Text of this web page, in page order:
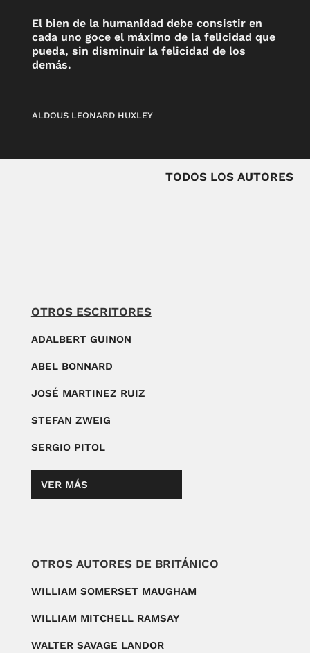
El bien de la humanidad debe consistir en
cada uno goce el máximo de la felicidad que
pueda, sin disminuir la felicidad de los
demás.
ALDOUS LEONARD HUXLEY
TODOS LOS AUTORES
OTROS ESCRITORES
ADALBERT GUINON
ABEL BONNARD
JOSÉ MARTINEZ RUIZ
STEFAN ZWEIG
SERGIO PITOL
VER MÁS
OTROS AUTORES DE BRITÁNICO
WILLIAM SOMERSET MAUGHAM
WILLIAM MITCHELL RAMSAY
WALTER SAVAGE LANDOR